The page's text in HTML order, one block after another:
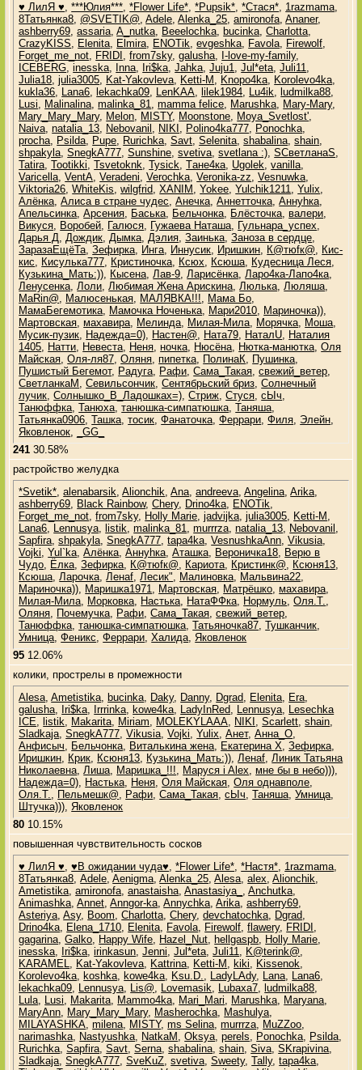
♥ ЛилЯ ♥,***Юлия***,*Flower Life*,*Pupsik*,*Стася*, 1razmama,
8Татьянка8, @SVETIK@,Adele,Alenka_25,amironofa,Ananer,
ashberry69,assaria,A_nutka, Beeelochka, bucinka,Charlotta,
CrazyKISS, Elenita, Elmira, ENOTik,evgeshka, Favola, Firewolf,
Forget_me_not, FRIDI ,from7sky,galusha, I-love-my-family,
ICEBERG,inesska, Inna, Iri$ka,Jahka,Juju1,Jul*eta,Juli11,
Julia18,julia3005, Kat-Yakovleva, Ketti-M , Knopo4ka, Korolevo4ka,
kukla36, Lana6, lekachka09, LenKAA, lilek1984, Lu4ik, ludmilka88,
Lusi, Malinalina,malinka_81,mamma felice, Marushka, Mary-Mary,
Mary_Mary_Mary, Melon, MISTY, Moonstone, Moya_Svetlost',
Naiva,natalia_13, Nebovanil , NIKI , Polino4ka777, Ponochka,
procha, Psilda, Pupe, Rurichka,Savt,Selenita,shabalina,shain,
shpakyla,SnegkA777,Sunshine,svetiva,svetlana :),SСветланаS,
Tatira,Tootikki,Tsvetoknk,Tysick,Tане4ка, Ugolek,vanilla,
Varicella,VentA,Veradeni,Verochka,Veronika-zz,Vesnuwka,
Viktoria26,WhiteKis,wilgfrid,XANIM ,Yokee,Yulchik1211,Yulix,
Алёнка,Алиса в стране чудес,Анечка,Аннетточка,Аннуhка,
Апельсинка,Арсения, Баська, Бельчонка, Блёсточка,валери,
Викуся, Воробей, Галюся, Гужаева Наташа, Гульнара_успех,
Дарья Д,Дождик,Дымка,Дэлия,Заинька,Заноза в сердце,
ЗаразаЕщёТа,Зефирка, Инга, Иннусик, Иришкин, К@тюfк@, Кис-
кис, Кисулька777, Кристиночка, Ксюх, Ксюша, Кудесница Леся,
Кузькина_Мать:)), Кысена,Лав-9,Ларисёнка,Ларо4ка-Лапо4ка,
Ленусенка,Лоли,Любимая Жена Арискина,Люлька,Люляша,
МаRin@, Малюсенькая, МАЛЯВКА!!!, Мама Бо,
МамаБегемотика, Мамочка Ноченька, Мари2010, Мариночка)),
Мартовская,махавира, Мелинда, Милая-Мила, Морячка, Моша,
Мусик-пузик, Надежда=0), Настен@, Ната79, НаталU, Наталия
1405, Натти, Невеста, Неня,ночка, Нюсёна, Нютка-манютка,Оля
Майская,Оля-ля87,Оляня,пипетка, ПолинаК, Пушинка,
Пушистый Бегемот, Радуга, Рафи,Сама_Такая,свежий_ветер,
СветланкаМ ,Севильсончик,Сентябрьский бриз,Солнечный
лучик,Солнышко_В_Ладошках=),Стриж,Стуся,сЫч,
Танюффка,Танюха,танюшка-симпатюшка,Таняша,
Татьянка0906,Ташка,тосик,Фанаточка,Феррари,Филя, Элейн,
Яковленок,
_GG_
241 30.58%
растройство желудка
*Svetik*,alenabarsik,Alionchik,Ana,andreeva,Angelina,Arika,
ashberry69, Black Rainbow,Chery, Drino4ka, ENOTik,
Forget_me_not,from7sky, Holly Marie,jadvijka,julia3005, Ketti-M ,
Lana6, Lennusya, listik,malinka_81,murrrza,natalia_13, Nebovanil ,
Sapfira,shpakyla,SnegkA777,tapa4ka,VesnushkaAnn,Vikusia,
Vojki,Yul`ka,Алёнка,Аннуhка,Аташка, Вероничка18, Верю в
Чудо, Ёлка,Зефирка, К@тюfк@, Кариота, Кристинк@, Ксюня13,
Ксюша,Ларочка,Ленаf,Лесик", Малиновка, Мальвина22,
Мариночка)), Маришка1971, Мартовская, Матрёшко,махавира,
Милая-Мила, Морковка, Настька, НатаФФка, Нормуль,Оля.Т.,
Оляня, Почемучка, Рафи,Сама_Такая,свежий_ветер,
Танюффка,танюшка-симпатюшка,Татьяночка87,Тушканчик,
Умница,Феникс,Феррари,Халида,Яковленок
95 12.06%
колики, прострелы в промежности
Alesa,Ametistika, bucinka, Daky, Danny, Dgrad, Elenita, Era,
galusha, Iri$ka, Irrrinka, kowe4ka, LadyInRed, Lennusya, Lesechka
ICE, listik, Makarita, Miriam, MOLEKYLAAA, NIKI ,Scarlett,shain,
Sladkaja,SnegkA777,Vikusia,Vojki,Yulix,Анет,Анна_О,
Анфисыч, Бельчонка, Виталькина жена, Екатерина Х,Зефирка,
Иришкин, Крик, Ксюня13, Кузькина_Мать:)),Ленаf,Линик Татьяна
Николаевна,Лиша, Маришка_!!!, Маруся i Alex,мне бы в небо))),
Надежда=0), Настька, Неня,Оля Майская,Оля однавполе,
Оля.Т., Пельмешк@, Рафи,Сама_Такая,сЫч,Таняша,Умница,
Штучка))),Яковленок
80 10.15%
повышенная чувствительность сосков
♥ ЛилЯ ♥,♥В ожидании чуда♥,*Flower Life*,*Настя*, 1razmama,
8Татьянка8,Adele,Aenigma,Alenka_25,Alesa,alex,Alionchik,
Ametistika,amironofa,anastaisha,Anastasiya_ ,Anchutka,
Animashka,Annet,Anngor-ka,Annychka,Arika,ashberry69,
Asteriya,Asy, Boom,Charlotta,Chery,devchatochka, Dgrad,
Drino4ka, Elena_1710, Elenita, Favola, Firewolf,flawery, FRIDI ,
gagarina,Galko, Happy Wife, Hazel_Nut, hellgaspb, Holly Marie,
inesska, Iri$ka,irinkasun,Jenni,Jul*eta,Juli11, K@terink@,
KARAMEL, Kat-Yakovleva, Kattrina, Ketti-M , kiki, Kissenok,
Korolevo4ka, koshka, kowe4ka, Ksu.D., LadyLAdy, Lana, Lana6,
lekachka09, Lennusya, Lis@, Lovemasik, Lubaxa7, ludmilka88,
Lula, Lusi, Makarita, Mammo4ka, Mari_Mari, Marushka, Maryana,
MaryAnn, Mary_Mary_Mary, Masherochka, Mashulya,
MILAYASHKA,milena, MISTY,ms Selina,murrrza, MuZZoo,
narimashka, Nastyushka, NatkaM ,Oksya,perels, Ponochka, Psilda,
Rurichka,Sapfira,Savt,Serna,shabalina,shain,Siva,SKrapivina,
Sladkaja,SnegkA777,SveKuZ,svetiva,Sweety,Tally,tapa4ka,